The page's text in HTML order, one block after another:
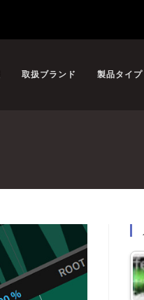
取扱ブランド 製品タイプ